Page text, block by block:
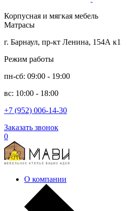
Корпусная и мягкая мебель
Матрасы
г. Барнаул, пр-кт Ленина, 154А к1
Режим работы
пн-сб: 09:00 - 19:00
вс: 10:00 - 18:00
+7 (952) 006-14-30
Заказать звонок
0
О компании